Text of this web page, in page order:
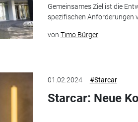
Gemeinsames Ziel ist die
spezifischen Anforderungen
von Timo Bürger
01.02.2024 #Starcar
Starcar: Neue